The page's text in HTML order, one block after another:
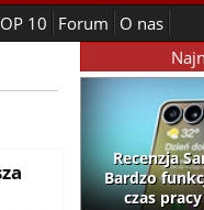
10 Forum O nas
Recenzja
Bardzo
czas